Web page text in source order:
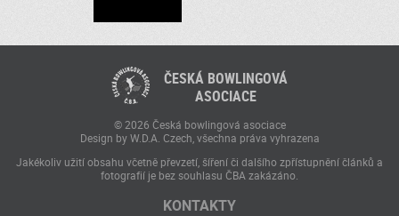
ČESKÁ BOWLINGOVÁ
ASOCIACE
© 2026 Česká bowlingová asociace
Design by W.D.A. Czech, všechna práva vyhrazena
Jakékoliv užití obsahu včetně převzetí, šíření či dalšího zpřístupnění článků a
fotografií je bez souhlasu ČBA zakázáno.
KONTAKTY